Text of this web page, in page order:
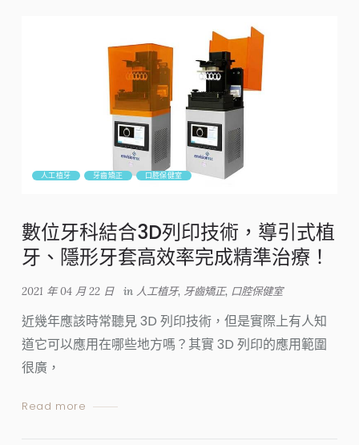
人工植牙 牙齒矯正 口腔保健室
數位牙科結合3D列印技術，導引式植
牙、隱形牙套高效率完成精準治療！
2021 年 04 月 22 日 in 人工植牙, 牙齒矯正, 口腔保健室
近幾年應該時常聽見 3D 列印技術，但是實際上有人知
道它可以應用在哪些地方嗎？其實 3D 列印的應用範圍
很廣，
Read more